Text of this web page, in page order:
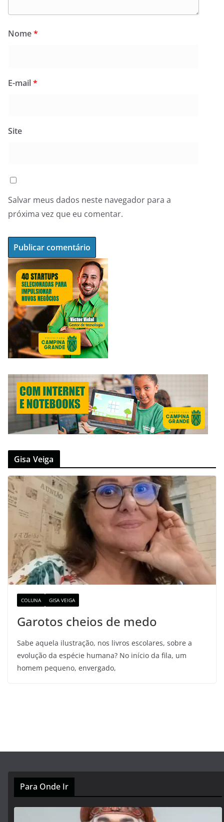
Nome*
E-mail*
Site
Salvar meus dados neste navegador para a
próxima vez que eu comentar.
Gisa Veiga
COLUNA GISA VEIGA
Garotos cheios de medo
Sabe aquela ilustração, nos livros escolares, sobre a
evolução da espécie humana? No início da fila, um
homem pequeno, envergado,
Para Onde Ir